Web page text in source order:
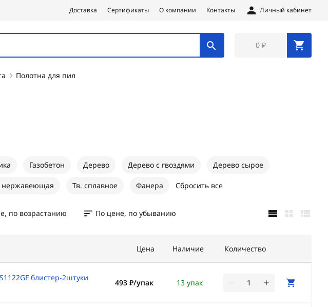
Доставка Сертификаты О компании Контакты Личный кабинет
0 ₽
Полотна для пил
Газобетон Дерево Дерево с гвоздями Дерево сырое
нержавеющая Тв. сплавное Фанера Сбросить все
по возрастанию По цене, по убыванию
Цена Наличие Количество
блистер-2штуки
13 упак
493 ₽/упак